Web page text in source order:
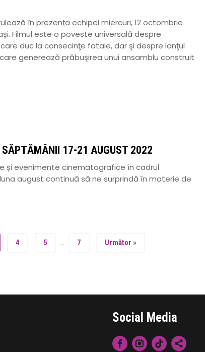
în prezența echipei miercuri, 12 octombrie
Filmul este o poveste universală despre
duc la consecinţe fatale, dar şi despre lanţul
generează prăbuşirea unui ansamblu construit
SĂPTĂMÂNII 17-21 AUGUST 2022
și evenimente cinematografice în cadrul
august continuă să ne surprindă în materie de
4 5 … 7 Următor »
Social Media